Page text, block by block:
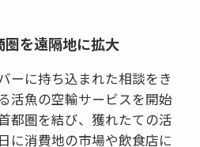
を遠隔地に拡大
ーに持ち込まれた相談をき
活魚の空輸サービスを開始
都圏を結び、獲れたての活
に消費地の市場や飲食店に